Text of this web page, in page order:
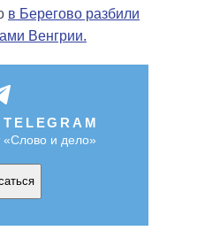
в Берегово разбили
Венгрии.
и дело»